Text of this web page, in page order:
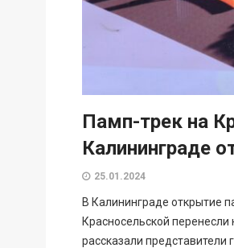
Памп-трек на
Калининграде
25.01.2024
В Калининграде открытие
Красносельской перенесли
рассказали представители